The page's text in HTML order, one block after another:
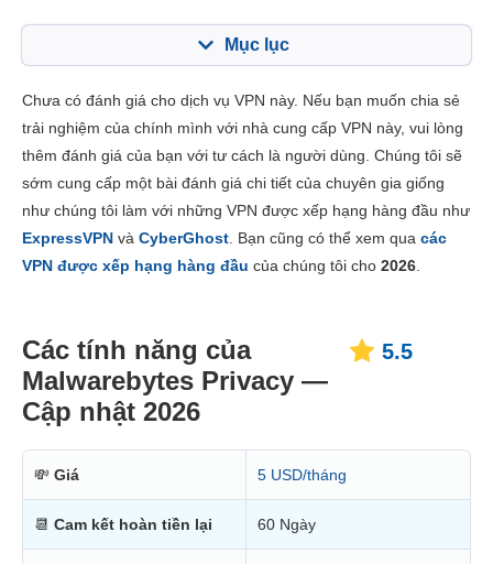
Mục lục
Tính năng chính 5.5
Cài đặt & Ứng dụng 4.6
Độ tin cậy và Hỗ trợ 3.6
Chưa có đánh giá cho dịch vụ VPN này. Nếu bạn muốn chia sẻ
trải nghiệm của chính mình với nhà cung cấp VPN này, vui lòng
thêm đánh giá của bạn với tư cách là người dùng. Chúng tôi sẽ
sớm cung cấp một bài đánh giá chi tiết của chuyên gia giống
như chúng tôi làm với những VPN được xếp hạng hàng đầu như
ExpressVPN và CyberGhost. Bạn cũng có thể xem qua các
VPN được xếp hạng hàng đầu của chúng tôi cho 2026.
Các tính năng của
Malwarebytes Privacy —
Cập nhật 2026
5.5
💸 Giá 5 USD/tháng
📆 Cam kết hoàn tiền lại 60 Ngày